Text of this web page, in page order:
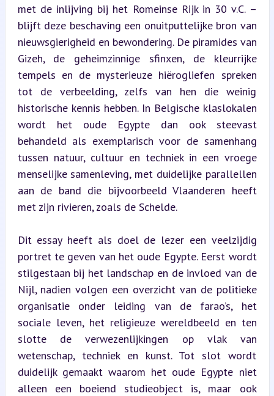
met de inlijving bij het Romeinse Rijk in 30 v.C. –
blijft deze beschaving een onuitputtelijke bron van
nieuwsgierigheid en bewondering. De piramides van
Gizeh, de geheimzinnige sfinxen, de kleurrijke
tempels en de mysterieuze hiërogliefen spreken
tot de verbeelding, zelfs van hen die weinig
historische kennis hebben. In Belgische klaslokalen
wordt het oude Egypte dan ook steevast
behandeld als exemplarisch voor de samenhang
tussen natuur, cultuur en techniek in een vroege
menselijke samenleving, met duidelijke parallellen
aan de band die bijvoorbeeld Vlaanderen heeft
met zijn rivieren, zoals de Schelde.
Dit essay heeft als doel de lezer een veelzijdig
portret te geven van het oude Egypte. Eerst wordt
stilgestaan bij het landschap en de invloed van de
Nijl, nadien volgen een overzicht van de politieke
organisatie onder leiding van de farao’s, het
sociale leven, het religieuze wereldbeeld en ten
slotte de verwezenlijkingen op vlak van
wetenschap, techniek en kunst. Tot slot wordt
duidelijk gemaakt waarom het oude Egypte niet
alleen een boeiend studieobject is, maar ook